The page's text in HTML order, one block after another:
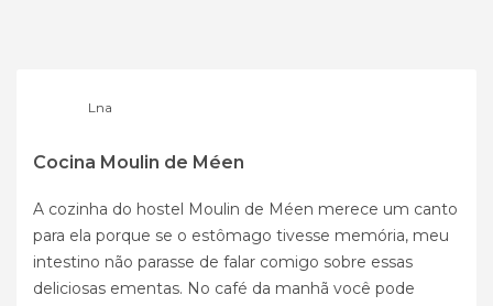
Lna
Cocina Moulin de Méen
A cozinha do hostel Moulin de Méen merece um canto
para ela porque se o estômago tivesse memória, meu
intestino não parasse de falar comigo sobre essas
deliciosas ementas. No café da manhã você pode